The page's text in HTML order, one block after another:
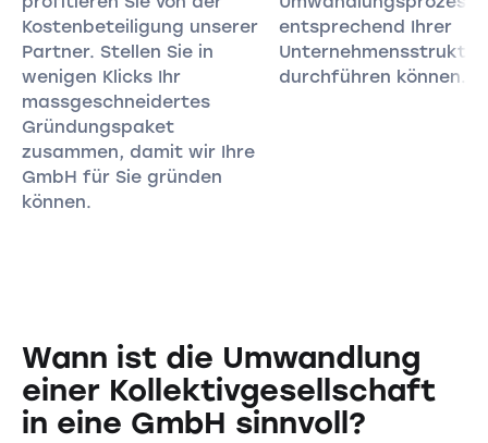
Kostenbeteiligung unserer
Partner. Stellen Sie in
wenigen Klicks Ihr
massgeschneidertes
Gründungspaket
zusammen, damit wir Ihre
GmbH für Sie gründen
können.
entsprechend Ihrer
Unternehmensstruktur
durchführen können.
Wann ist die Umwandlung
einer Kollektivgesellschaft
in eine GmbH sinnvoll?